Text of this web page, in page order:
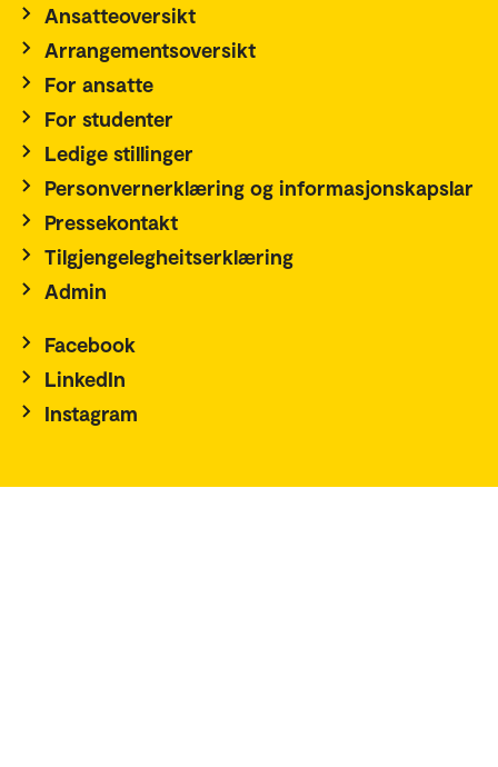
Ansatteoversikt
Arrangementsoversikt
For ansatte
For studenter
Ledige stillinger
Personvernerklæring og informasjonskapslar
Pressekontakt
Tilgjengelegheitserklæring
Admin
Facebook
LinkedIn
Instagram